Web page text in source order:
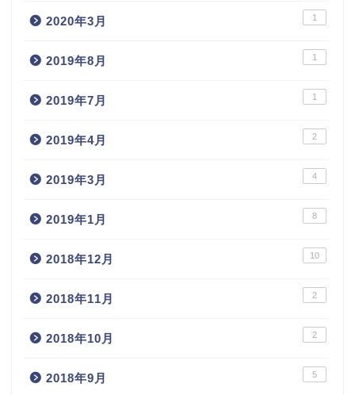
2020年3月 1
2019年8月 1
2019年7月 1
2019年4月 2
2019年3月 4
2019年1月 8
2018年12月 10
2018年11月 2
2018年10月 2
2018年9月 5